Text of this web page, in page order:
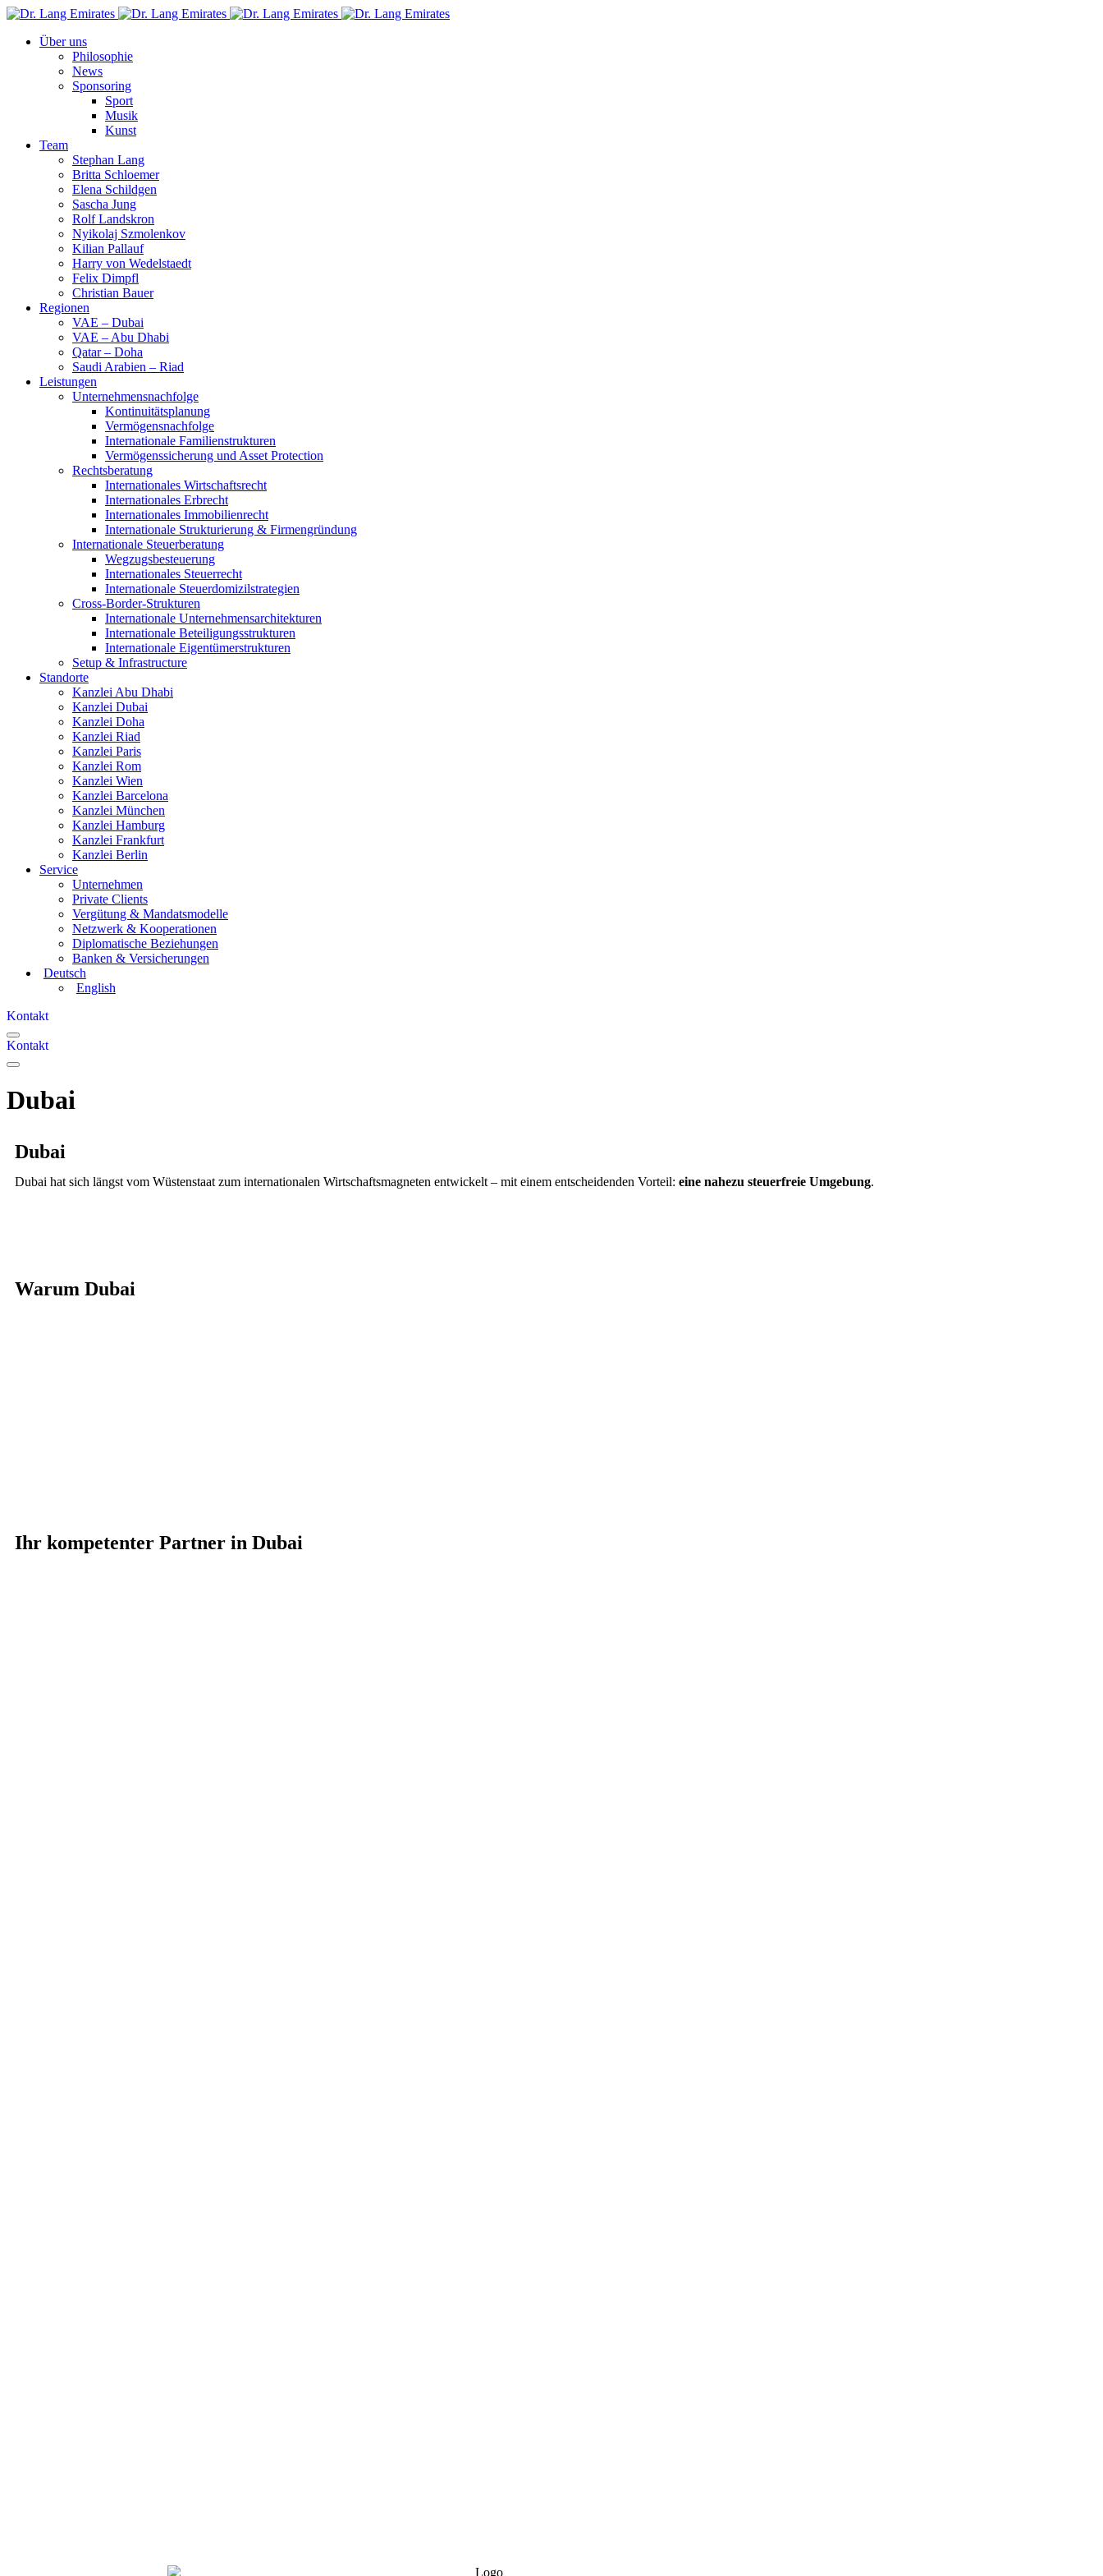
Über uns
Philosophie
News
Sponsoring
Sport
Musik
Kunst
Team
Stephan Lang
Britta Schloemer
Elena Schildgen
Sascha Jung
Rolf Landskron
Nyikolaj Szmolenkov
Kilian Pallauf
Harry von Wedelstaedt
Felix Dimpfl
Christian Bauer
Regionen
VAE – Dubai
VAE – Abu Dhabi
Qatar – Doha
Saudi Arabien – Riad
Leistungen
Unternehmensnachfolge
Kontinuitätsplanung
Vermögensnachfolge
Internationale Familienstrukturen
Vermögenssicherung und Asset Protection
Rechtsberatung
Internationales Wirtschaftsrecht
Internationales Erbrecht
Internationales Immobilienrecht
Internationale Strukturierung & Firmengründung
Internationale Steuerberatung
Wegzugsbesteuerung
Internationales Steuerrecht
Internationale Steuerdomizilstrategien
Cross-Border-Strukturen
Internationale Unternehmensarchitekturen
Internationale Beteiligungsstrukturen
Internationale Eigentümerstrukturen
Setup & Infrastructure
Standorte
Kanzlei Abu Dhabi
Kanzlei Dubai
Kanzlei Doha
Kanzlei Riad
Kanzlei Paris
Kanzlei Rom
Kanzlei Wien
Kanzlei Barcelona
Kanzlei München
Kanzlei Hamburg
Kanzlei Frankfurt
Kanzlei Berlin
Service
Unternehmen
Private Clients
Vergütung & Mandatsmodelle
Netzwerk & Kooperationen
Diplomatische Beziehungen
Banken & Versicherungen
Deutsch
English
Kontakt
Kontakt
Dubai
Dubai
Dubai hat sich längst vom Wüstenstaat zum internationalen Wirtschaftsmagneten entwickelt – mit einem entscheidenden Vorteil: eine nahezu steuerfreie Umgebung.
Warum Dubai
Ihr kompetenter Partner in Dubai